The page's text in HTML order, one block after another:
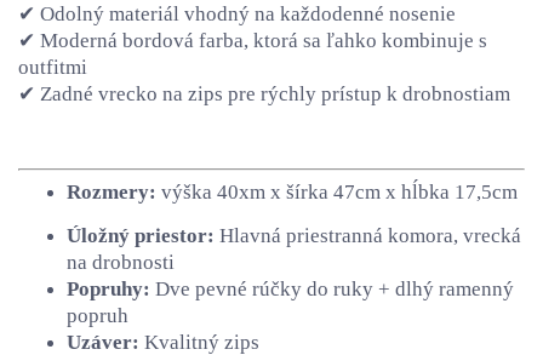
✔ Odolný materiál vhodný na každodenné nosenie
✔ Moderná bordová farba, ktorá sa ľahko kombinuje s
outfitmi
✔ Zadné vrecko na zips pre rýchly prístup k drobnostiam
Rozmery: výška 40xm x šírka 47cm x hĺbka 17,5cm
Úložný priestor: Hlavná priestranná komora, vrecká
na drobnosti
Popruhy: Dve pevné rúčky do ruky + dlhý ramenný
popruh
Uzáver: Kvalitný zips